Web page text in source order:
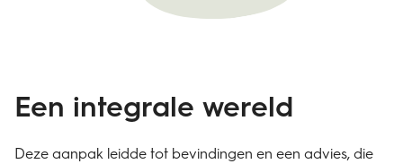
Een integrale wereld
Deze aanpak leidde tot bevindingen en een advies, die